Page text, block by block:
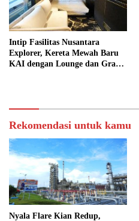
Intip Fasilitas Nusantara
Explorer, Kereta Mewah Baru
KAI dengan Lounge dan Grand
Rekomendasi untuk kamu
Nyala Flare Kian Redup,